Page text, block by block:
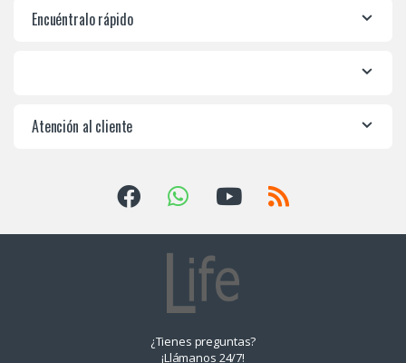
Encuéntralo rápido
Atención al cliente
¿Tienes preguntas?
¡Llámanos 24/7!